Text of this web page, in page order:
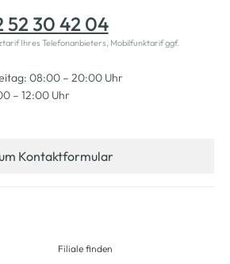
52 30 42 04
Ihres Telefonanbieters, Mobilfunktarif ggf.
08:00 – 20:00 Uhr
– 12:00 Uhr
Kontaktformular
Filiale finden